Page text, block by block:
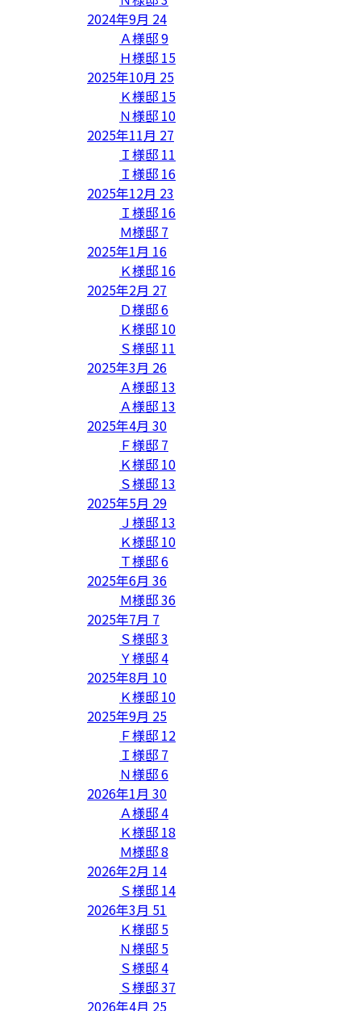
2024年9月 24
Ａ様邸9
Ｈ様邸 15
2025年10月 25
Ｋ様邸 15
Ｎ様邸 10
2025年11月 27
Ｉ様邸 11
Ｉ様邸 16
2025年12月 23
Ｉ様邸 16
Ｍ様邸 7
2025年1月 16
Ｋ様邸 16
2025年2月 27
Ｄ様邸6
Ｋ様邸 10
Ｓ様邸 11
2025年3月 26
Ａ様邸 13
Ａ様邸 13
2025年4月 30
Ｆ様邸 7
Ｋ様邸 10
Ｓ様邸 13
2025年5月 29
Ｊ様邸 13
Ｋ様邸 10
Ｔ様邸6
2025年6月 36
Ｍ様邸36
2025年7月 7
Ｓ様邸3
Ｙ様邸4
2025年8月 10
Ｋ様邸 10
2025年9月 25
Ｆ様邸 12
Ｉ様邸 7
Ｎ様邸6
2026年1月 30
Ａ様邸4
Ｋ様邸 18
Ｍ様邸8
2026年2月 14
Ｓ様邸 14
2026年3月 51
Ｋ様邸 5
Ｎ様邸 5
Ｓ様邸4
Ｓ様邸37
2026年4月 25